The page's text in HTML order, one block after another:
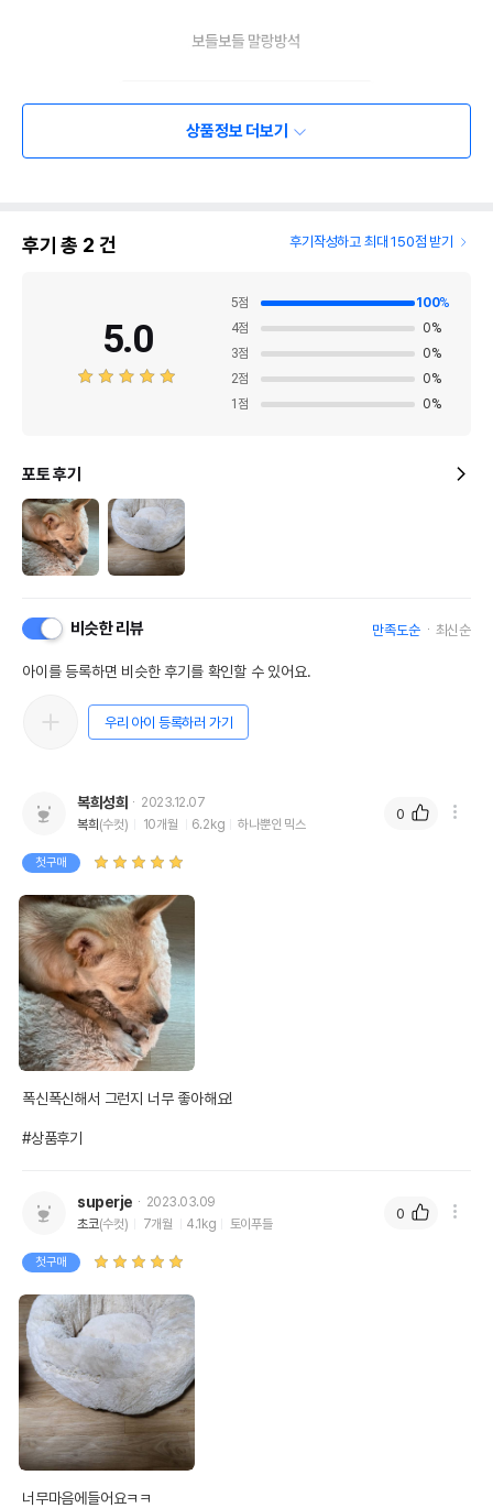
상품정보 더보기
후기 총 2 건 후기작성하고 최대 150점 받기
5.0
5점 100%
4점 0%
3점 0%
2점 0%
1 점 0%
포토 후기
비슷한 리뷰 만족도순 최신순
아이를 등록하면 비슷한 후기를 확인할 수 있어요.
우리 아이 등록하러 가기
복희성희
2023.12.07
복희 (수컷) 10개월 6.2kg 하나뿐인 믹스
첫구매
폭신폭신해서 그런지 너무 좋아해요!
#상품후기
0
superje
2023.03.09
초코(수컷) 7개월 4.1kg 토이푸들
첫구매
너무마음에들어요ㅋㅋ
0